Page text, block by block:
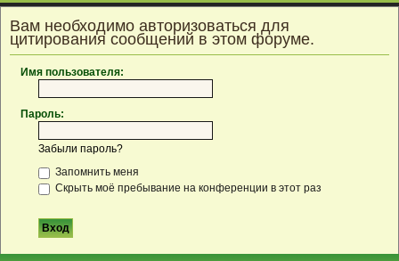
Вам необходимо авторизоваться для
цитирования сообщений в этом форуме.
Имя пользователя:
Пароль:
Забыли пароль?
Запомнить меня
Скрыть моё пребывание на конференции в этот раз